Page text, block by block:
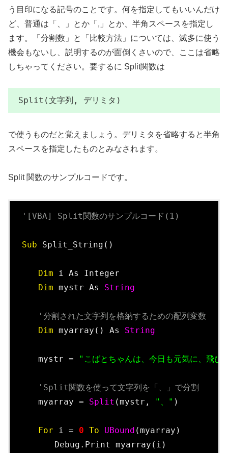
う目印になる記号のことです。何を指定してもいいんだけ
ど、普通は「、」とか「,」とか、半角スペースを指定し
ます。「分割数」と「比較方法」については、滅多に使う
機会もないし、説明するのが面倒くさいので、ここは省略
しちゃってください。要するに Split関数は
Split(文字列, デリミタ)
で使うものだと覚えましょう。デリミタを省略すると半角
スペースを指定したものとみなされます。
Split 関数のサンプルコードです。
'[VBA] Split関数のサンプルコード(1)
Sub Split_String()
Dim i As Integer
Dim mystr As String
'分割された文字列を格納するための配列変数
Dim myarray() As String
mystr = "こばとちゃんは、今日も元気に、飛び
'Split関数を使って文字列を「、」で分割
myarray = Split (mystr, "、" )
For i = 0 To UBound (myarray)
Debug.Print myarray(i)